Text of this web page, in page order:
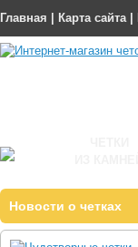
Главная Карта сайта|
Новости о четках